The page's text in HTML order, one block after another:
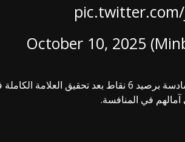
October 10, 2025
ويدخل منتخب البرتغال اللقاء وهو في صدارة
في المنافسة.